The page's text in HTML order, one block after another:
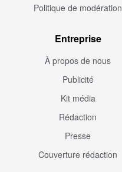
Politique de modération
Entreprise
À propos de nous
Publicité
Kit média
Rédaction
Presse
Couverture rédaction